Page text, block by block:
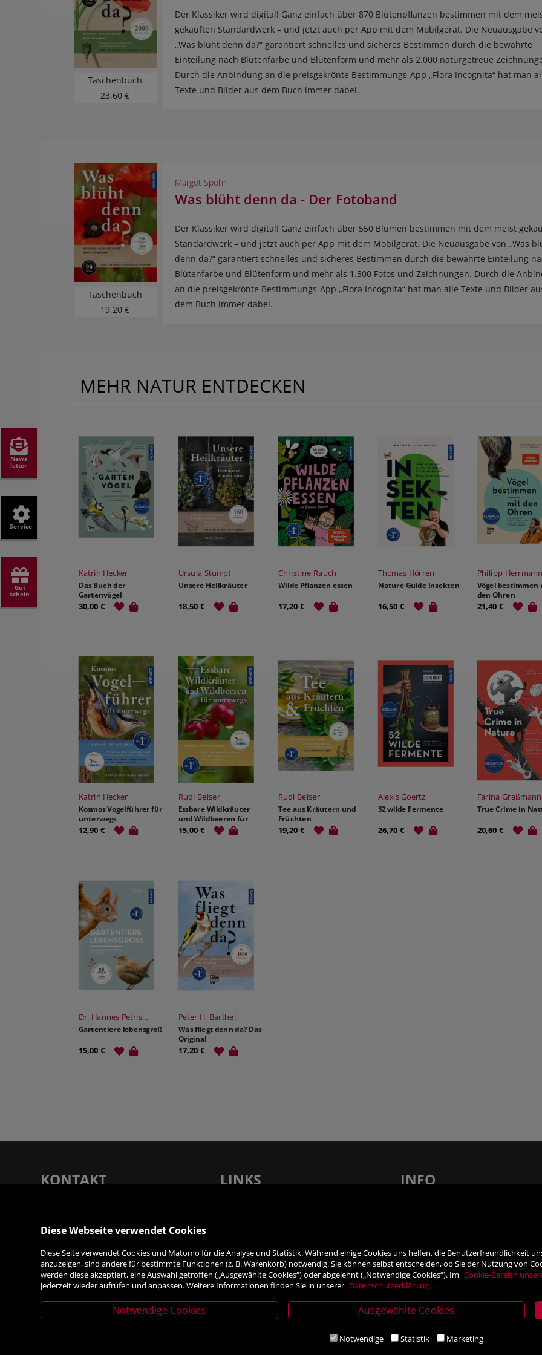
News
letter
Service
Gut
schein
Taschenbuch
23,60 €
Der Klassiker wird digital! Ganz einfach über 870 Blütenpflanzen bestimmen mit dem
gekauften Standardwerk – und jetzt auch per App mit dem Mobilgerät. Die Neuausgabe
„Was blüht denn da?“ garantiert schnelles und sicheres Bestimmen durch die bewährte
Einteilung nach Blütenfarbe und Blütenform und mehr als 2.000 naturgetreue
Durch die Anbindung an die preisgekrönte Bestimmungs-App „Flora Incognita“ hat man
Texte und Bilder aus dem Buch immer dabei.
Taschenbuch
19,20 €
Margot Spohn
Was blüht denn da - Der Fotoband
Der Klassiker wird digital! Ganz einfach über 550 Blumen bestimmen mit dem meist
Standardwerk – und jetzt auch per App mit dem Mobilgerät. Die Neuausgabe von „Was
denn da?“ garantiert schnelles und sicheres Bestimmen durch die bewährte Einteilung
Blütenfarbe und Blütenform und mehr als 1.300 Fotos und Zeichnungen. Durch die
an die preisgekrönte Bestimmungs-App „Flora Incognita“ hat man alle Texte und Bilder
dem Buch immer dabei.
MEHR NATUR ENTDECKEN
Katrin Hecker
Das Buch der
Gartenvögel
30,00 €
Ursula Stumpf
Unsere Heilkräuter
18,50 €
Christine Rauch
Wilde Pflanzen essen
17,20 €
Thomas Hörren
Nature Guide Insekten
16,50 €
Philipp Herrmann
Vögel bestimmen
den Ohren
21,40 €
Katrin Hecker
Kosmos Vogelführer für
unterwegs
12,90 €
Rudi Beiser
Essbare Wildkräuter
und Wildbeeren für
unterwegs
15,00 €
Rudi Beiser
Tee aus Kräutern und
Früchten
19,20 €
Alexis Goertz
52 wilde Fermente
26,70 €
Farina Graßmann
True Crime in
20,60 €
Dr. Hannes Petris...
Gartentiere lebensgroß
15,00 €
Peter H. Barthel
Was fliegt denn da? Das
Original
17,20 €
KONTAKT
Dreifaltigkeitsgasse 12, 5020 Salzburg
T:+43 (0) 662 87 87 33 - 0| F: +43 (0) 662
87 87 33 - 7050 | E:
info@rupertusbuch.at |
www.rupertusbuch.at
LINKS
Kontakt & Ansprechpartner
Jobs
Links & Partner
INFO
Impressum
Widerrufsrecht
VERTRAG WIDERRUFEN
Datenschutz- und Cookieerklärung
Diese Webseite verwendet Cookies
Diese Seite verwendet Cookies und Matomo für die Analyse und Statistik. Während einige Cookies uns helfen, die Benutzerfreundlichkeit
anzuzeigen, sind andere für bestimmte Funktionen (z. B. Warenkorb) notwendig. Sie können selbst entscheiden, ob Sie der Nutzung von
werden diese akzeptiert, eine Auswahl getroffen („Ausgewählte Cookies“) oder abgelehnt („Notwendige Cookies“). Im Cookie-Bereich
jederzeit wieder aufrufen und anpassen. Weitere Informationen finden Sie in unserer Datenschutzerklärung .
Notwendige Cookies Ausgewählte Cookies
Notwendige Statistik Marketing